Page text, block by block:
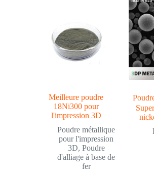
Meilleure poudre
18Ni300 pour
l'impression 3D
Poudre métallique
pour l'impression
3D, Poudre
d'alliage à base de
fer